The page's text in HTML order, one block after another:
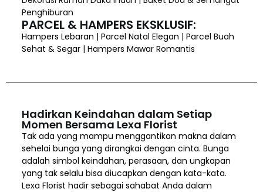
Penghiburan
PARCEL & HAMPERS EKSKLUSIF:
Hampers Lebaran | Parcel Natal Elegan | Parcel Buah
Sehat & Segar | Hampers Mawar Romantis
Hadirkan Keindahan dalam Setiap
Momen Bersama Lexa Florist
Tak ada yang mampu menggantikan makna dalam
sehelai bunga yang dirangkai dengan cinta. Bunga
adalah simbol keindahan, perasaan, dan ungkapan
yang tak selalu bisa diucapkan dengan kata-kata.
Lexa Florist hadir sebagai sahabat Anda dalam